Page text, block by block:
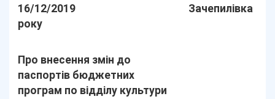
16/12/2019
року
Зачепилівка
Про внесення змін до
паспортів бюджетних
програм по відділу культури